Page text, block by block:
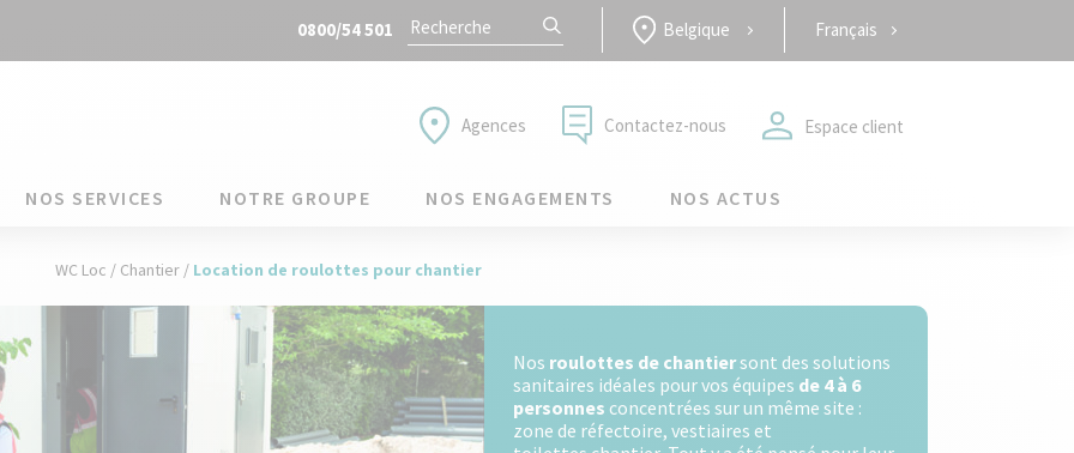
0800/54 501 Belgique Français
Agences Contactez-nous Espace client
NOS SERVICES NOTRE GROUPE NOS ENGAGEMENTS NOS ACTUS
WC Loc / Chantier / Location de roulottes pour chantier
Nos roulottes de chantiersont des solutions
sanitaires idéales pour vos équipes de 4 à 6
personnes concentrées sur un même site :
zone de réfectoire, vestiaires et